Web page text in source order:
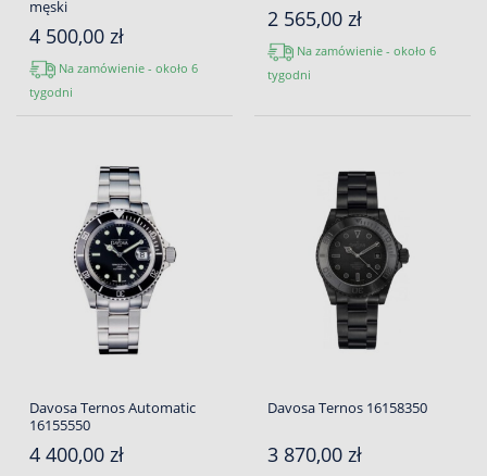
męski
4 500,00 zł
Na zamówienie - około 6
tygodni
2 565,00 zł
Na zamówienie - około 6
tygodni
Davosa Ternos Automatic
16155550
4 400,00 zł
Davosa Ternos 16158350
3 870,00 zł